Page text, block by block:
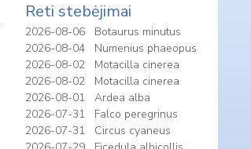
Reti stebėjimai
2026-08-06
Botaurus minutus
2026-08-04
Numenius phaeopus
2026-08-02
Motacilla cinerea
2026-08-02
Motacilla cinerea
2026-08-01
Ardea alba
2026-07-31
Falco peregrinus
2026-07-31
Circus cyaneus